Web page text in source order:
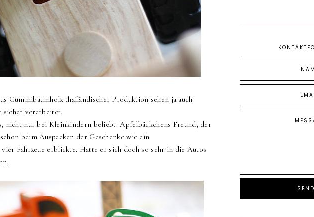
Gummibaumholz thailändischer Produktion sehen ja auch
sicher verarbeitet.
nicht nur bei Kleinkindern beliebt. Apfelbäckchens Freund, der
beim Auspacken der Geschenke wie ein
Fahrzeue erblickte. Hatte er sich doch so sehr in die Autos